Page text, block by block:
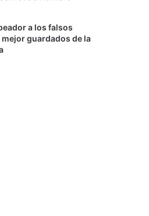
a los falsos
guardados de la